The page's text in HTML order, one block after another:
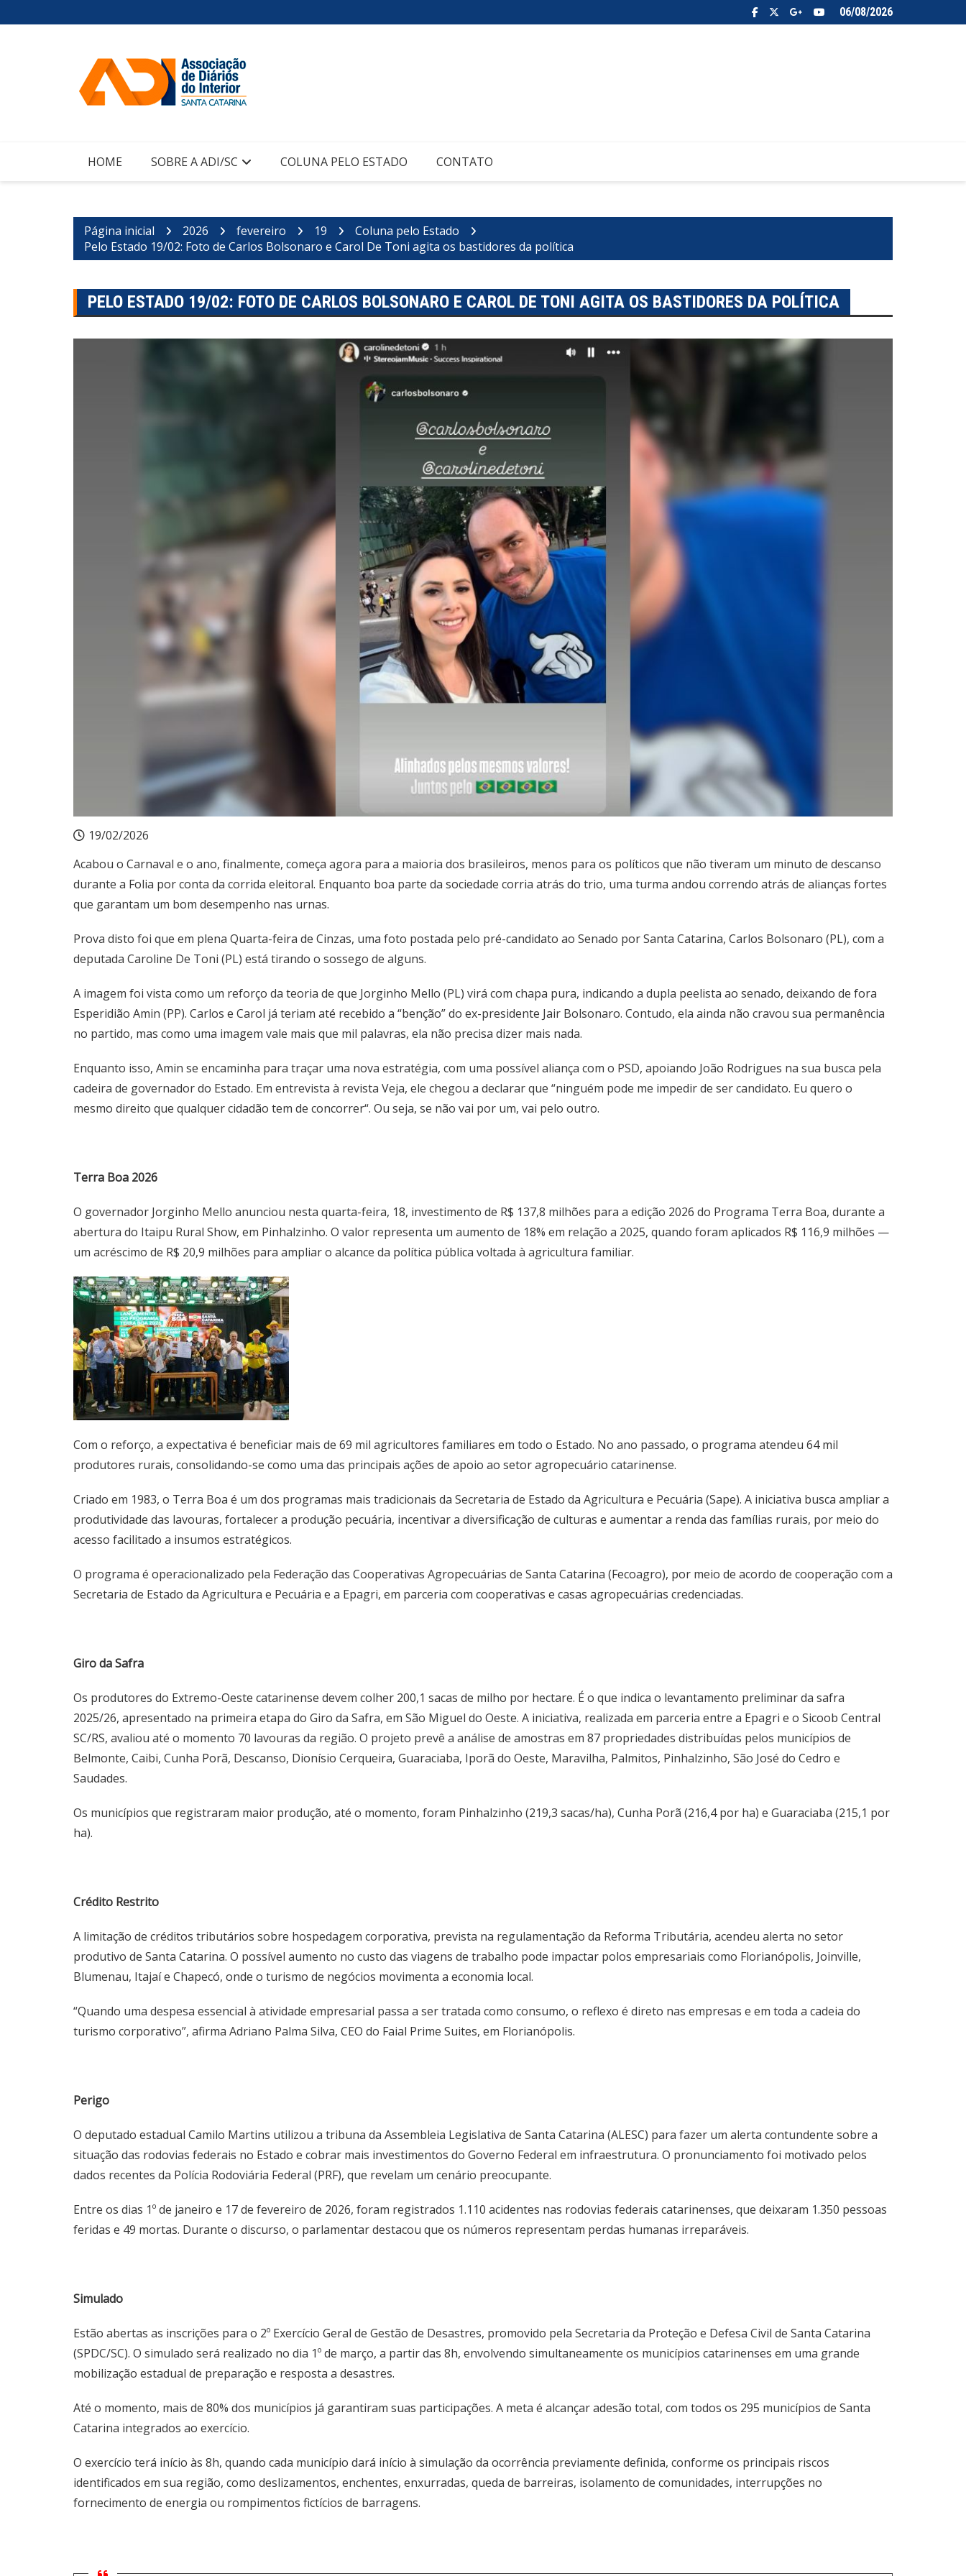
para
06/08/2026
HOME SOBRE A ADI/SC COLUNA PELO ESTADO CONTATO
Página inicial 2026 fevereiro 19
Coluna pelo Estado
Pelo Estado 19/02: Foto de Carlos Bolsonaro e Carol De Toni agita os bastidores da política
PELO ESTADO 19/02: FOTO DE CARLOS BOLSONARO E CAROL DE TONI AGITA OS BASTIDORES DA POLÍTICA
19/02/2026
Acabou o Carnaval e o ano, finalmente, começa agora para a maioria dos brasileiros, menos para os políticos que não tiveram um minuto de descanso
durante a Folia por conta da corrida eleitoral. Enquanto boa parte da sociedade corria atrás do trio, uma turma andou correndo atrás de alianças fortes
que garantam um bom desempenho nas urnas.
Prova disto foi que em plena Quarta-feira de Cinzas, uma foto postada pelo pré-candidato ao Senado por Santa Catarina, Carlos Bolsonaro (PL), com a
deputada Caroline De Toni (PL) está tirando o sossego de alguns.
A imagem foi vista como um reforço da teoria de que Jorginho Mello (PL) virá com chapa pura, indicando a dupla peelista ao senado, deixando de fora
Esperidião Amin (PP). Carlos e Carol já teriam até recebido a “benção” do ex-presidente Jair Bolsonaro. Contudo, ela ainda não cravou sua permanência
no partido, mas como uma imagem vale mais que mil palavras, ela não precisa dizer mais nada.
Enquanto isso, Amin se encaminha para traçar uma nova estratégia, com uma possível aliança com o PSD, apoiando João Rodrigues na sua busca pela
cadeira de governador do Estado. Em entrevista à revista Veja, ele chegou a declarar que “ninguém pode me impedir de ser candidato. Eu quero o
mesmo direito que qualquer cidadão tem de concorrer“. Ou seja, se não vai por um, vai pelo outro.
Terra Boa 2026
O governador Jorginho Mello anunciou nesta quarta-feira, 18, investimento de R$ 137,8 milhões para a edição 2026 do Programa Terra Boa, durante a
abertura do Itaipu Rural Show, em Pinhalzinho. O valor representa um aumento de 18% em relação a 2025, quando foram aplicados R$ 116,9 milhões —
um acréscimo de R$ 20,9 milhões para ampliar o alcance da política pública voltada à agricultura familiar.
Com o reforço, a expectativa é beneficiar mais de 69 mil agricultores familiares em todo o Estado. No ano passado, o programa atendeu 64 mil
produtores rurais, consolidando-se como uma das principais ações de apoio ao setor agropecuário catarinense.
Criado em 1983, o Terra Boa é um dos programas mais tradicionais da Secretaria de Estado da Agricultura e Pecuária (Sape). A iniciativa busca ampliar a
produtividade das lavouras, fortalecer a produção pecuária, incentivar a diversificação de culturas e aumentar a renda das famílias rurais, por meio do
acesso facilitado a insumos estratégicos.
O programa é operacionalizado pela Federação das Cooperativas Agropecuárias de Santa Catarina (Fecoagro), por meio de acordo de cooperação com a
Secretaria de Estado da Agricultura e Pecuária e a Epagri, em parceria com cooperativas e casas agropecuárias credenciadas.
Giro da Safra
Os produtores do Extremo-Oeste catarinense devem colher 200,1 sacas de milho por hectare. É o que indica o levantamento preliminar da safra
2025/26, apresentado na primeira etapa do Giro da Safra, em São Miguel do Oeste. A iniciativa, realizada em parceria entre a Epagri e o Sicoob Central
SC/RS, avaliou até o momento 70 lavouras da região. O projeto prevê a análise de amostras em 87 propriedades distribuídas pelos municípios de
Belmonte, Caibi, Cunha Porã, Descanso, Dionísio Cerqueira, Guaraciaba, Iporã do Oeste, Maravilha, Palmitos, Pinhalzinho, São José do Cedro e
Saudades.
Os municípios que registraram maior produção, até o momento, foram Pinhalzinho (219,3 sacas/ha), Cunha Porã (216,4 por ha) e Guaraciaba (215,1 por
ha).
Crédito Restrito
A limitação de créditos tributários sobre hospedagem corporativa, prevista na regulamentação da Reforma Tributária, acendeu alerta no setor
produtivo de Santa Catarina. O possível aumento no custo das viagens de trabalho pode impactar polos empresariais como Florianópolis, Joinville,
Blumenau, Itajaí e Chapecó, onde o turismo de negócios movimenta a economia local.
“Quando uma despesa essencial à atividade empresarial passa a ser tratada como consumo, o reflexo é direto nas empresas e em toda a cadeia do
turismo corporativo”, afirma Adriano Palma Silva, CEO do Faial Prime Suites, em Florianópolis.
Perigo
O deputado estadual Camilo Martins utilizou a tribuna da Assembleia Legislativa de Santa Catarina (ALESC) para fazer um alerta contundente sobre a
situação das rodovias federais no Estado e cobrar mais investimentos do Governo Federal em infraestrutura. O pronunciamento foi motivado pelos
dados recentes da Polícia Rodoviária Federal (PRF), que revelam um cenário preocupante.
Entre os dias 1º de janeiro e 17 de fevereiro de 2026, foram registrados 1.110 acidentes nas rodovias federais catarinenses, que deixaram 1.350 pessoas
feridas e 49 mortas. Durante o discurso, o parlamentar destacou que os números representam perdas humanas irreparáveis.
Simulado
Estão abertas as inscrições para o 2º Exercício Geral de Gestão de Desastres, promovido pela Secretaria da Proteção e Defesa Civil de Santa Catarina
(SPDC/SC). O simulado será realizado no dia 1º de março, a partir das 8h, envolvendo simultaneamente os municípios catarinenses em uma grande
mobilização estadual de preparação e resposta a desastres.
Até o momento, mais de 80% dos municípios já garantiram suas participações. A meta é alcançar adesão total, com todos os 295 municípios de Santa
Catarina integrados ao exercício.
O exercício terá início às 8h, quando cada município dará início à simulação da ocorrência previamente definida, conforme os principais riscos
identificados em sua região, como deslizamentos, enchentes, enxurradas, queda de barreiras, isolamento de comunidades, interrupções no
fornecimento de energia ou rompimentos fictícios de barragens.